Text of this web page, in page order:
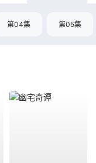
第04集 第05集